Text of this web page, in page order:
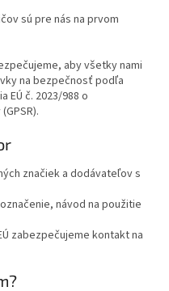
sú pre nás na prvom
aby všetky nami
na bezpečnosť podľa
EÚ č. 2023/988 o
značiek a dodávateľov s
návod na použitie
zabezpečujeme kontakt na